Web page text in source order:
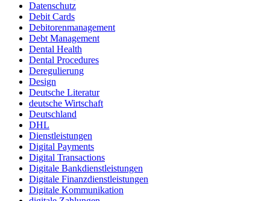
Datenschutz
Debit Cards
Debitorenmanagement
Debt Management
Dental Health
Dental Procedures
Deregulierung
Design
Deutsche Literatur
deutsche Wirtschaft
Deutschland
DHL
Dienstleistungen
Digital Payments
Digital Transactions
Digitale Bankdienstleistungen
Digitale Finanzdienstleistungen
Digitale Kommunikation